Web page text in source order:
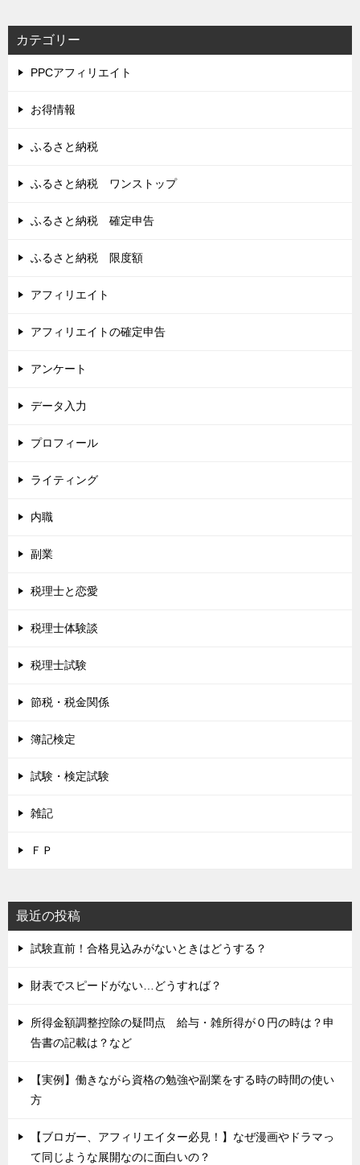
カテゴリー
PPCアフィリエイト
お得情報
ふるさと納税
ふるさと納税 ワンストップ
ふるさと納税 確定申告
ふるさと納税 限度額
アフィリエイト
アフィリエイトの確定申告
アンケート
データ入力
プロフィール
ライティング
内職
副業
税理士と恋愛
税理士体験談
税理士試験
節税・税金関係
簿記検定
試験・検定試験
雑記
ＦＰ
最近の投稿
試験直前！合格見込みがないときはどうする？
財表でスピードがない…どうすれば？
所得金額調整控除の疑問点 給与・雑所得が０円の時は？申
告書の記載は？など
【実例】働きながら資格の勉強や副業をする時の時間の使い
方
【ブロガー、アフィリエイター必見！】なぜ漫画やドラマっ
て同じような展開なのに面白いの？